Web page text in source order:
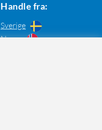
Handle fra:
Sverige
Norge